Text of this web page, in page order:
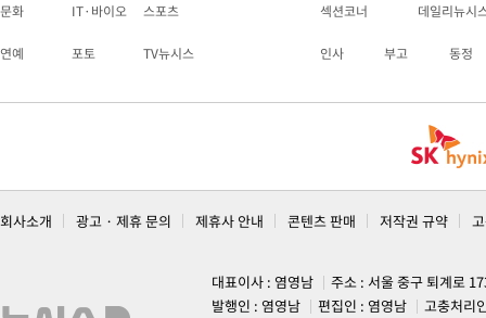
문화 IT·바이오 스포츠
연예 포토 TV뉴시스
섹션코너 데일리뉴시
인사 부고 동정
회사소개 광고 · 제휴 문의 제휴사 안내 콘텐츠 판매 저작권 규약
대표이사 : 염영남
주소 : 서울 중구 퇴계로
발행인 : 염영남
편집인 : 염영남
고충처리